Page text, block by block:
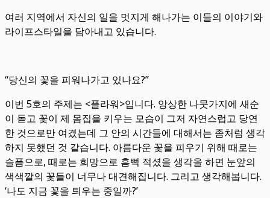
여러 지역에서 자신의 일을 멋지게 해나가는 이들의 이야기와
라이프스타일을 담아내고 있습니다.
“당신의 꽃을 피워나가고 있나요?”
이번 5호의 주제는 <플라워>입니다. 앙상한 나뭇가지에 새순
이 돋고 꽃이 제 몸집을 키우는 모습이 그저 자연스럽고 당연
한 것으로만 여겼는데 그 안의 시간들에 대해서는 좀처럼 생각
하지 못했던 것 같습니다. 아름다운 꽃을 피우기 위해 때로는
슬픔으로, 때로는 희망으로 흠뻑 적셨을 생각을 하면 눈앞의
색색깔의 꽃들이 너무나 대견해집니다. 그리고 생각해봅니다.
‘나도 지금 꽃을 틔우는 중일까?’